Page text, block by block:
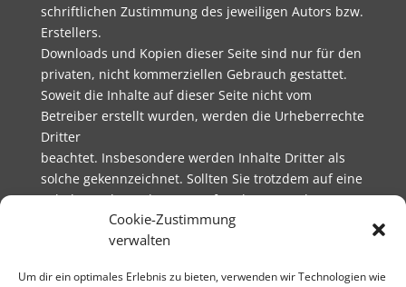
Cookie-Zustimmung
verwalten
Um dir ein optimales Erlebnis zu bieten, verwenden wir Technologien wie
schriftlichen Zustimmung des jeweiligen Autors bzw.
Erstellers.
Downloads und Kopien dieser Seite sind nur für den
privaten, nicht kommerziellen Gebrauch gestattet.
Soweit die Inhalte auf dieser Seite nicht vom
Betreiber erstellt wurden, werden die Urheberrechte
Dritter
beachtet. Insbesondere werden Inhalte Dritter als
solche gekennzeichnet. Sollten Sie trotzdem auf eine
Urheberrechtsverletzung aufmerksam werden,
bitten wir um einen entsprechenden Hinweis. Bei
Bekanntwerden von Rechtsverletzungen werden wir
Quelle: